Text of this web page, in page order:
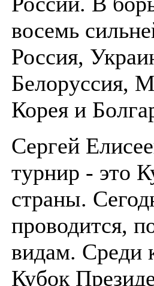
восемь
Россия,
Белоруссия,
Корея и
Сергей
турнир - это
страны.
проводится,
видам. Среди
Кубок